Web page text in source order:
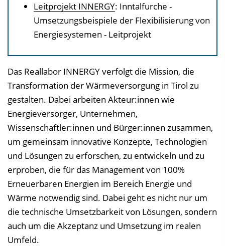
i
i
b
n
d
e
Leitprojekt INNERGY: Inntalfurche -
Umsetzungsbeispiele der Flexibilisierung von
Energiesystemen - Leitprojekt
Das Reallabor INNERGY verfolgt die Mission, die
Transformation der Wärmeversorgung in Tirol zu
gestalten. Dabei arbeiten Akteur:innen wie
Energieversorger, Unternehmen,
Wissenschaftler:innen und Bürger:innen zusammen,
um gemeinsam innovative Konzepte, Technologien
und Lösungen zu erforschen, zu entwickeln und zu
erproben, die für das Management von 100%
Erneuerbaren Energien im Bereich Energie und
Wärme notwendig sind. Dabei geht es nicht nur um
die technische Umsetzbarkeit von Lösungen, sondern
auch um die Akzeptanz und Umsetzung im realen
Umfeld.